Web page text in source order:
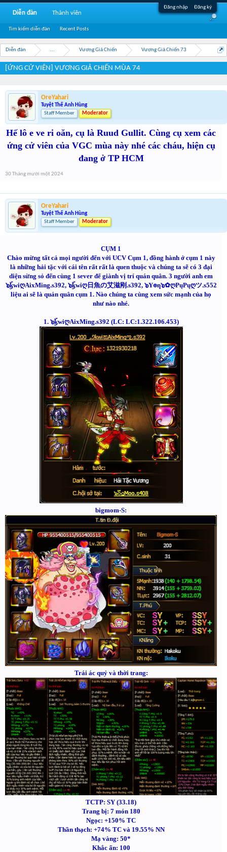
Đăng nhập Đăng ký
Diễn đàn ... Vương Giả Chiến Vương Giả Chiến 73
[ỨNG CỬ VIÊN] VƯƠNG GIẢ CHIẾN MÙA 74
OreYahari
Tuyệt Thế Anh Hùng
Staff Member
Moderator
Hế lô e ve ri oăn, cụ là Ruud Gullit. Cùng cụ xem các
ứng cử viên của VGC mùa này nhé các cháu, hiện cụ
đang ở TP HCM
30 Tháng mười một 2024
OreYahari
Tuyệt Thế Anh Hùng
Staff Member
Moderator
CỤM 1
Chào mừng tất cả mọi người đến với UCV Cụm 1, đồng hành ở cụm 1 này
là những hải tặc với cái tên rất rất là quen thuộc và chúng ta sẽ có 3 đại
diện sừng sỏ đến cùng 1 sever để giành vị trí quán quân. 3 người anh em
๖ۣۜkwiღAixMing.s392, ๖ۣۜkwiღ日魚の艾滋刚.s392, ๖Y๏ƞ๖✿ღPųPųღツ.s552
liệu ai sẽ là quán quân cụm 1. Nào chúng ta cùng xem sức mạnh của họ
như nào nhé.
1. ๖ۣۜkwiღAixMing.s392 (LC: LC:1.322.106.453)
bigmom-S:
Trái ác quỷ và thời trang:
TCTP: SY (33.18)
Trang bị: 7 món 180
Ngọc: +150% TC
Thần thạch: +74% TC và 19.55% NN
Mạ vàng: 50*
Khắc ấn: 100
Diễn đàn
Tìm kiếm diễn đàn Recent Posts
Thành viên